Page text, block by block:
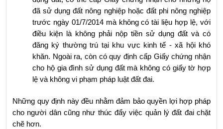
đã sử dụng đất nông nghiệp hoặc đất phi nông nghiệp
trước ngày 01/7/2014 mà không có tài liệu hợp lệ, với
điều kiện là không phải nộp tiền sử dụng đất và có
đăng ký thường trú tại khu vực kinh tế - xã hội khó
khăn. Ngoài ra, còn có quy định cấp Giấy chứng nhận
cho hộ gia đình sử dụng đất mà không có giấy tờ hợp
lệ và không vi phạm pháp luật đất đai.
Những quy định này đều nhằm đảm bảo quyền lợi hợp pháp
cho người dân cũng như thúc đẩy việc quản lý đất đai chặt
chẽ hơn.